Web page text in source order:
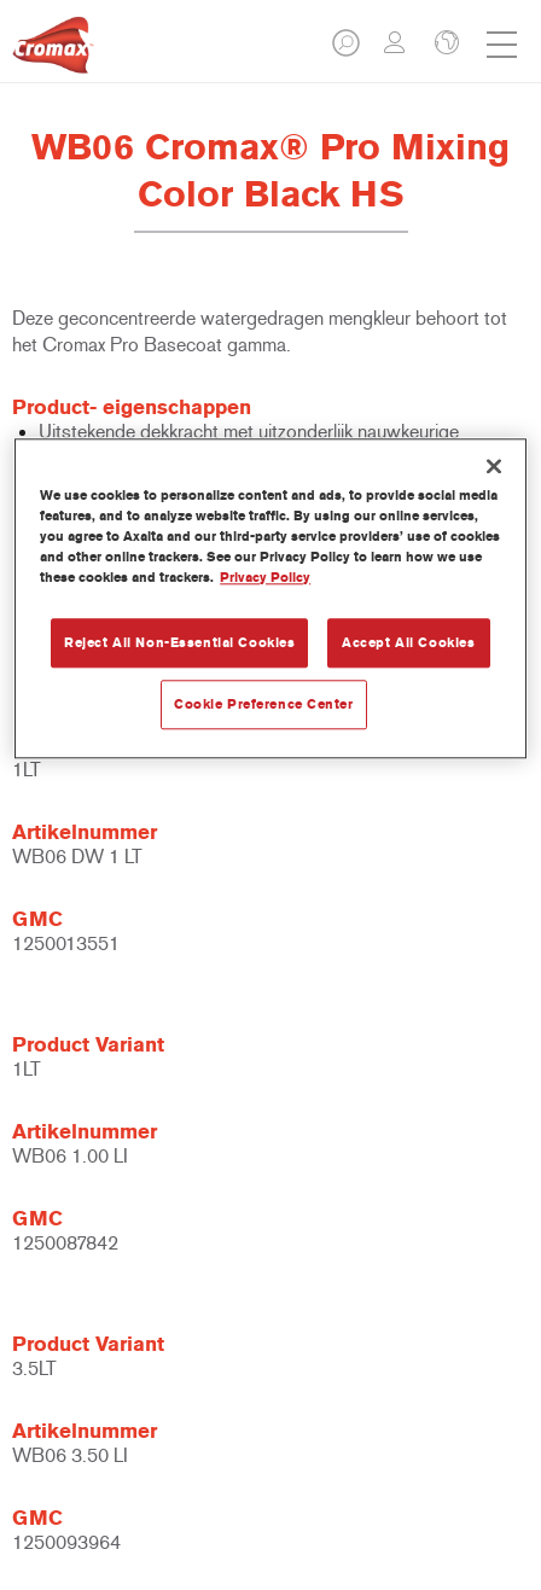
WB06 Cromax® Pro Mixing
Color Black HS
Deze geconcentreerde watergedragen mengkleur behoort tot
het Cromax Pro Basecoat gamma.
Product- eigenschappen
Uitstekende dekkracht met uitzonderlijk nauwkeurige
Snel en zuinig gebruik; helpt de doorstroming en de
productiviteit te verbeteren.
Maakt deel uit van een gevestigd en uitgebreid kleur- en
bindmiddelsysteem.
Uitgebreide toepassingsmogelijkheden.
Flexibel - kan gebruikt worden bij verschillende
klimaatomstandigheden en met verschillende
applicatietechnieken.
1LT
Artikelnummer
WB06 DW 1 LT
GMC
1250013551
Product Variant
1LT
Artikelnummer
WB06 1.00 LI
GMC
1250087842
Product Variant
3.5LT
Artikelnummer
WB06 3.50 LI
GMC
1250093964
We use cookies to personalize content and ads, to provide social media
features, and to analyze website traffic. By using our online services,
you agree to Axalta and our third-party service providers’ use of cookies
and other online trackers. See our Privacy Policy to learn how we use
these cookies and trackers. Privacy Policy
Reject All Non-Essential Cookies Accept All Cookies
Cookie Preference Center